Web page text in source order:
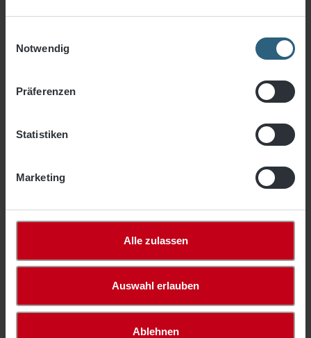
Notwendig
Präferenzen
Statistiken
Marketing
Alle zulassen
Auswahl erlauben
Ablehnen
PE Netz "mit Drahteinlage", Maschenw.
30mm, 1,0 - 1,2mm ø
ab3,55 €*/ m²